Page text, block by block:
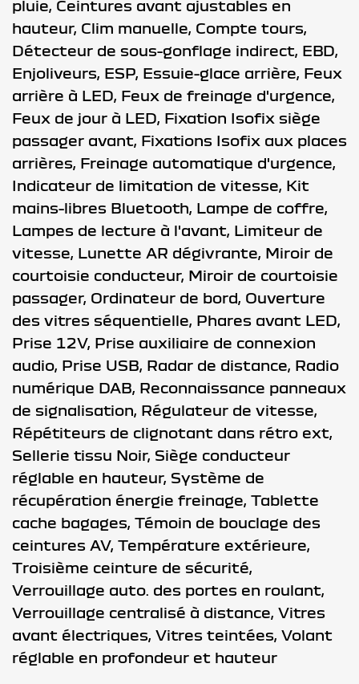
pluie, Ceintures avant ajustables en
hauteur, Clim manuelle, Compte tours,
Détecteur de sous-gonflage indirect, EBD,
Enjoliveurs, ESP, Essuie-glace arrière, Feux
arrière à LED, Feux de freinage d'urgence,
Feux de jour à LED, Fixation Isofix siège
passager avant, Fixations Isofix aux places
arrières, Freinage automatique d'urgence,
Indicateur de limitation de vitesse, Kit
mains-libres Bluetooth, Lampe de coffre,
Lampes de lecture à l'avant, Limiteur de
vitesse, Lunette AR dégivrante, Miroir de
courtoisie conducteur, Miroir de courtoisie
passager, Ordinateur de bord, Ouverture
des vitres séquentielle, Phares avant LED,
Prise 12V, Prise auxiliaire de connexion
audio, Prise USB, Radar de distance, Radio
numérique DAB, Reconnaissance panneaux
de signalisation, Régulateur de vitesse,
Répétiteurs de clignotant dans rétro ext,
Sellerie tissu Noir, Siège conducteur
réglable en hauteur, Système de
récupération énergie freinage, Tablette
cache bagages, Témoin de bouclage des
ceintures AV, Température extérieure,
Troisième ceinture de sécurité,
Verrouillage auto. des portes en roulant,
Verrouillage centralisé à distance, Vitres
avant électriques, Vitres teintées, Volant
réglable en profondeur et hauteur